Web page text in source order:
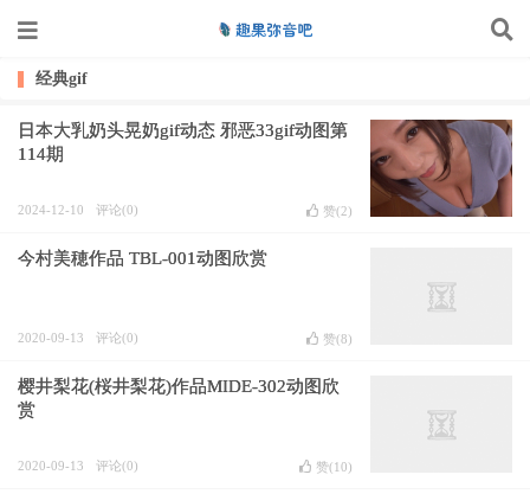
经典gif
日本大乳奶头晃奶gif动态 邪恶33gif动图第
114期
2024-12-10 评论(0) 赞(2)
今村美穂作品 TBL-001动图欣赏
2020-09-13 评论(0) 赞(8)
樱井梨花(桜井梨花)作品MIDE-302动图欣
赏
2020-09-13 评论(0) 赞(10)